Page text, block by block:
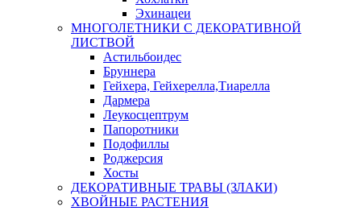
Эхинацеи
МНОГОЛЕТНИКИ С ДЕКОРАТИВНОЙ
ЛИСТВОЙ
Астильбоидес
Бруннера
Гейхера, Гейхерелла,Тиарелла
Дармера
Леукосцептрум
Папоротники
Подофиллы
Роджерсия
Хосты
ДЕКОРАТИВНЫЕ ТРАВЫ (ЗЛАКИ)
ХВОЙНЫЕ РАСТЕНИЯ